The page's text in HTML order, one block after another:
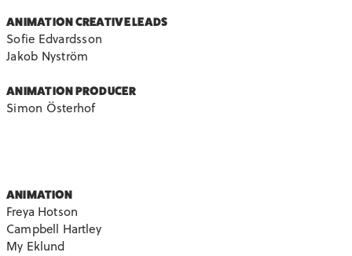
ANIMATION CREATIVE LEADS
Sofie Edvardsson
Jakob Nyström
ANIMATION PRODUCER
Simon Österhof
ANIMATION
Freya Hotson
Campbell Hartley
My Eklund